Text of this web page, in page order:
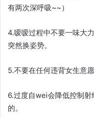
有两次深呼吸~~）
4.嗳嗳过程中不要一味大
突然换姿势。
5.不要在任何违背女生意
6.过度自wei会降低控制
的。